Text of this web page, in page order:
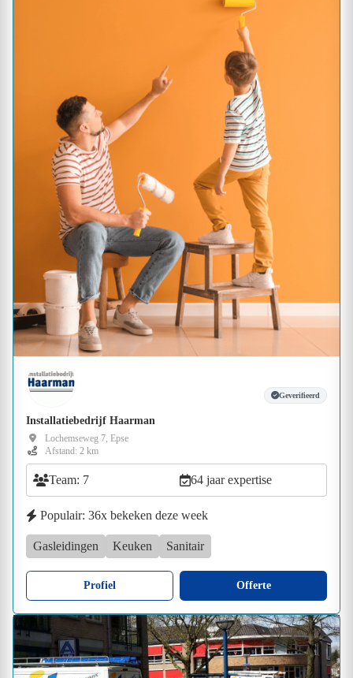
Geverifieerd
Installatiebedrijf Haarman
Lochemseweg 7, Epse
Afstand: 2 km
Team: 7 64 jaar expertise
Populair: 36x bekeken deze week
Gasleidingen Keuken Sanitair
Profiel Offerte